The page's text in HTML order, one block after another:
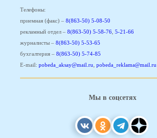
Телефоны:
приемная (факс) – 8(863-50) 5-08-50
рекламный отдел – 8(863-50) 5-58-76, 5-21-66
журналисты – 8(863-50) 5-53-65
бухгалтерия – 8(863-50) 5-74-85
E-mail: pobeda_aksay@mail.ru, pobeda_reklama@mail.ru
Мы в соцсетях